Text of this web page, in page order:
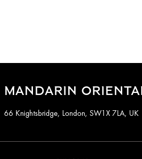
MANDARIN
66 Knightsbridge, London, SW1X 7LA, UK